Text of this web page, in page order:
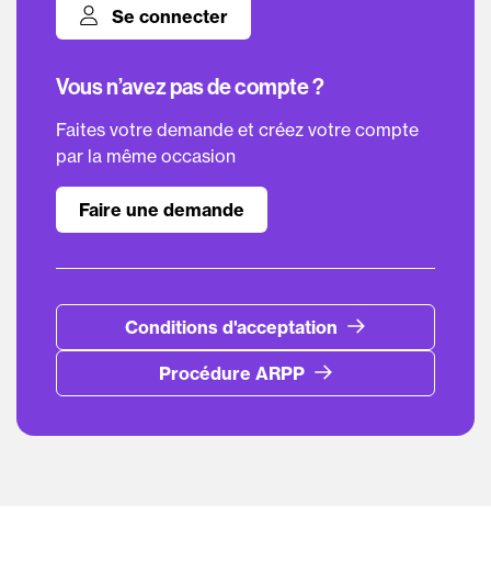
Se connecter
Vous n’avez pas de compte ?
Faites votre demande et créez votre compte
par la même occasion
Faire une demande
Conditions d'acceptation
Procédure ARPP